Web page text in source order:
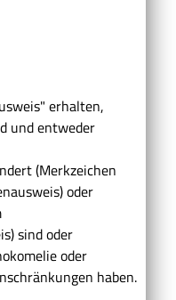
erhalten,
und entweder
(Merkzeichen
oder
sind oder
oder
haben.